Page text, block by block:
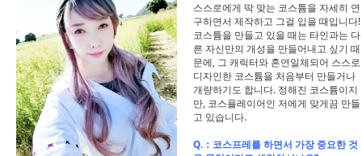
스스로에게 딱 맞는 코스튬을 자세히 연
구하면서 제작하고 그걸 입을 때입니다!
코스튬을 만들고 있을 때는 타인과는 다
른 자신만의 개성을 만들어내고 싶기 때
문에, 그 캐릭터와 혼연일체되어 스스로
디자인한 코스튬을 처음부터 만들거나
개량하기도 합니다. 정해진 코스튬이지
만, 코스플레이어인 저에게 맞게끔 만들
고 있습니다.
Q.：코스프레를 하면서 가장 중요한 것